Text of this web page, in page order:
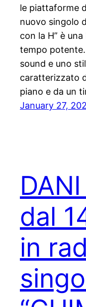
le piattaforme
nuovo singolo
con la H” è
tempo
sound e uno
caratterizzato
piano e da un
January 27,
dal
in